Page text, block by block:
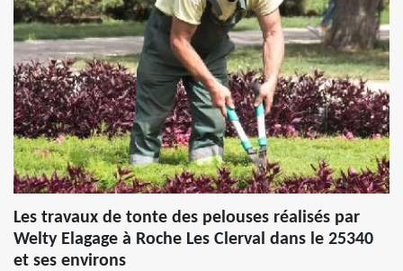
Les travaux de tonte des pelouses réalisés par
Welty Elagage à Roche Les Clerval dans le 25340
et ses environs